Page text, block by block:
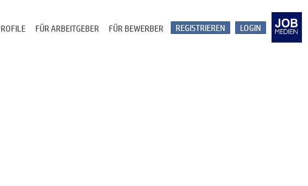
LOGIN
REGISTRIEREN
FÜR BEWERBER
FÜR ARBEITGEBER